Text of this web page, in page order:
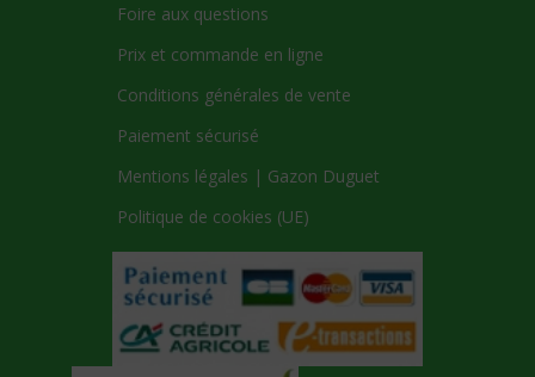
Foire aux questions
Prix et commande en ligne
Conditions générales de vente
Paiement sécurisé
Mentions légales | Gazon Duguet
Politique de cookies (UE)